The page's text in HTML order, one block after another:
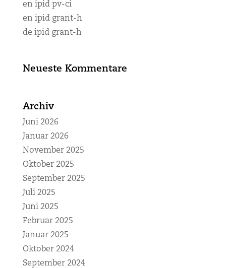
en ipid pv-ci
en ipid grant-h
de ipid grant-h
Neueste Kommentare
Archiv
Juni 2026
Januar 2026
November 2025
Oktober 2025
September 2025
Juli 2025
Juni 2025
Februar 2025
Januar 2025
Oktober 2024
September 2024